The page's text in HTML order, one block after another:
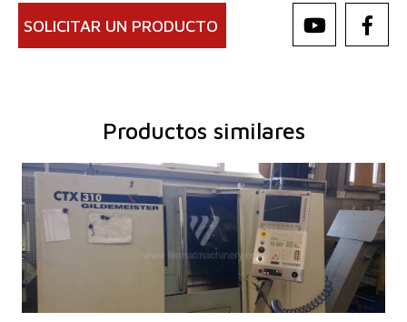
SOLICITAR UN PRODUCTO
Productos similares
Año de fabricación:
2005
Sistema de control
Sí
Sistema de control Siemens
Sinumerik 840 D
Diámetro de giro
365 mm
Longitud de giro
450 mm
Lecho inclinado
Sí
eje Y
No
No
Perforación del husillo
60 mm